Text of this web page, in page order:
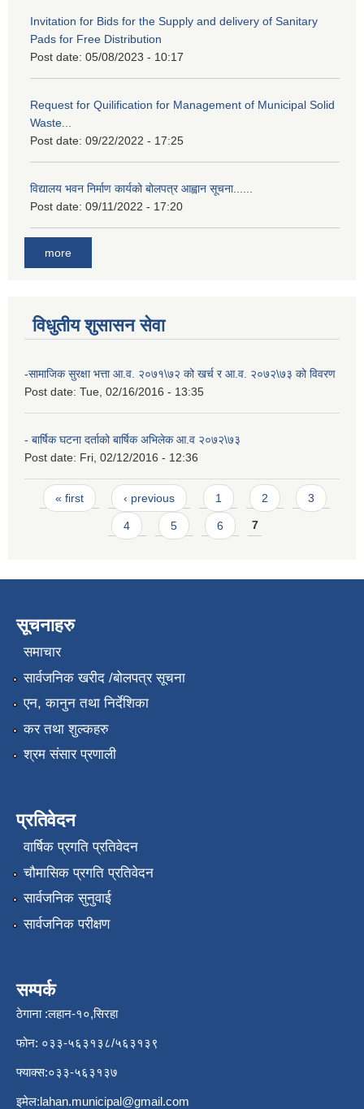
Invitation for Bids for the Supply and delivery of Sanitary
Pads for Free Distribution
Post date: 05/08/2023 - 10:17
Request for Quilification for Management of Municipal Solid
Waste...
Post date: 09/22/2022 - 17:25
विद्यालय भवन निर्माण कार्यको बोलपत्र आह्वान सूचना......
Post date: 09/11/2022 - 17:20
more
विधुतीय शुसासन सेवा
-सामाजिक सुरक्षा भत्ता आ.व. २०७१\७२ को खर्च र आ.व. २०७२\७३ को विवरण
Post date: Tue, 02/16/2016 - 13:35
- बार्षिक घटना दर्ताको बार्षिक अभिलेक आ.व २०७२\७३
Post date: Fri, 02/12/2016 - 12:36
Pages
« first ‹ previous 1 2 3
4 5 6 7
सूचनाहरु
समाचार
सार्वजनिक खरीद /बोलपत्र सूचना
एन, कानुन तथा निर्देशिका
कर तथा शुल्कहरु
श्रम संसार प्रणाली
प्रतिवेदन
वार्षिक प्रगति प्रतिवेदन
चौमासिक प्रगति प्रतिवेदन
सार्वजनिक सुनुवाई
सार्वजनिक परीक्षण
सम्पर्क
ठेगाना :लहान-१०,सिरहा
फोन: ०३३-५६३१३८/५६३१३९
फ्याक्स:०३३-५६३१३७
इमेल:lahan.municipal@gmail.com